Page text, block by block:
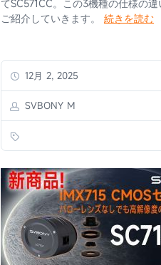
てSC571CC。この3機種の仕様の
ご紹介していきます。 続きを読む
12月 2, 2025
SVBONY M